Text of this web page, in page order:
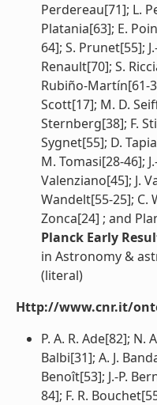
Perdereau[71]; L.
Platania[63]; E.
64]; S. Prunet[55];
Renault[70]; S.
Rubiño-Martín[61-
Scott[17]; M. D.
Sternberg[38]; F.
Sygnet[55]; D.
M. Tomasi[28-46];
Valenziano[45]; J.
Wandelt[55-25]; C.
Zonca[24] ; and
Planck Early
in Astronomy &
(literal)
Http://www.cnr.it/
P. A. R. Ade[82];
Balbi[31]; A. J.
Benoît[53]; J.-P.
84]; F. R.